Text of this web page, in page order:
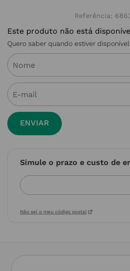
Referência:
Este produto não está
Quero saber quando estiver disponível
ENVIAR
Simule o prazo e custo de
Não sei o meu código postal